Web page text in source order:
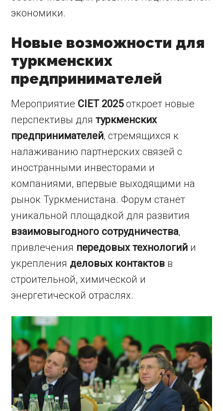
экономики.
Новые возможности для
туркменских
предпринимателей
Мероприятие CIET 2025откроет новые
перспективы длятуркменских
предпринимателей, стремящихся к
налаживанию партнёрских связей с
иностранными инвесторами и
компаниями, впервые выходящими на
рынок Туркменистана. Форум станет
уникальной площадкой для развития
взаимовыгодного сотрудничества,
привлечения передовых технологий и
укрепления деловых контактов в
строительной, химической и
энергетической отраслях.